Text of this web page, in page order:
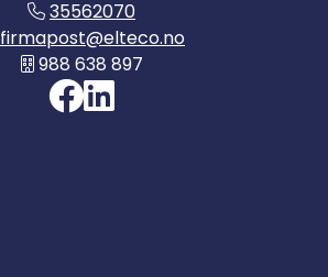
35562070
firmapost@elteco.no
988 638 897